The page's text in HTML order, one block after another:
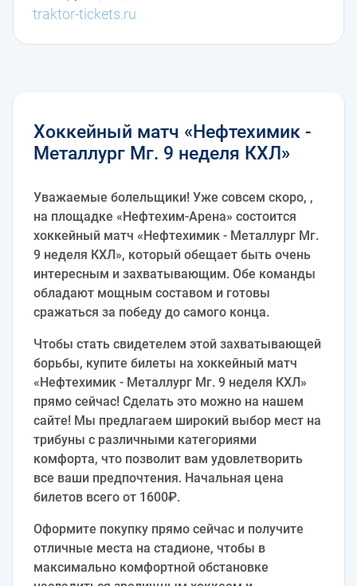
traktor-tickets.ru
Хоккейный матч «Нефтехимик -
Металлург Мг. 9 неделя КХЛ»
Уважаемые болельщики! Уже совсем скоро, ,
на площадке «Нефтехим-Арена» состоится
хоккейный матч «Нефтехимик - Металлург Мг.
9 неделя КХЛ», который обещает быть очень
интересным и захватывающим. Обе команды
обладают мощным составом и готовы
сражаться за победу до самого конца.
Чтобы стать свидетелем этой захватывающей
борьбы, купите билеты на хоккейный матч
«Нефтехимик - Металлург Мг. 9 неделя КХЛ»
прямо сейчас! Сделать это можно на нашем
сайте! Мы предлагаем широкий выбор мест на
трибуны с различными категориями
комфорта, что позволит вам удовлетворить
все ваши предпочтения. Начальная цена
билетов всего от 1600₽.
Оформите покупку прямо сейчас и получите
отличные места на стадионе, чтобы в
максимально комфортной обстановке